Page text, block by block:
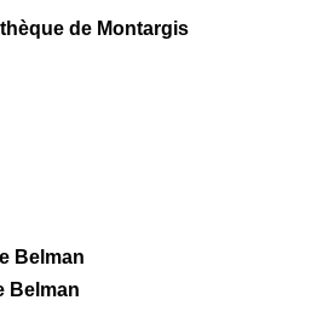
de Montargis
Belman
Belman